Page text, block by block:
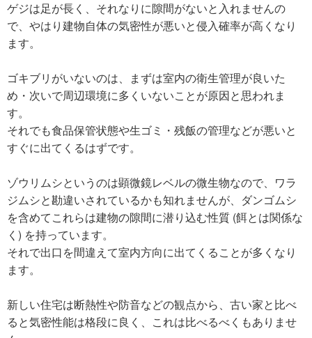
ゲジは足が長く、それなりに隙間がないと入れませんの
で、やはり建物自体の気密性が悪いと侵入確率が高くなり
ます。
ゴキブリがいないのは、まずは室内の衛生管理が良いた
め・次いで周辺環境に多くいないことが原因と思われま
す。
それでも食品保管状態や生ゴミ・残飯の管理などが悪いと
すぐに出てくるはずです。
ゾウリムシというのは顕微鏡レベルの微生物なので、ワラ
ジムシと勘違いされているかも知れませんが、ダンゴムシ
を含めてこれらは建物の隙間に潜り込む性質 (餌とは関係な
く) を持っています。
それで出口を間違えて室内方向に出てくることが多くなり
ます。
新しい住宅は断熱性や防音などの観点から、古い家と比べ
ると気密性能は格段に良く、これは比べるべくもありませ